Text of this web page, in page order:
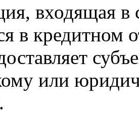
входящая в
в кредитном
или